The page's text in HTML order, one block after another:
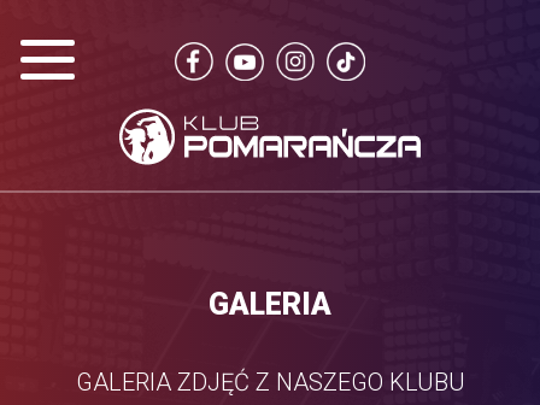
GALERIA
GALERIA ZDJĘĆ Z NASZEGO KLUBU